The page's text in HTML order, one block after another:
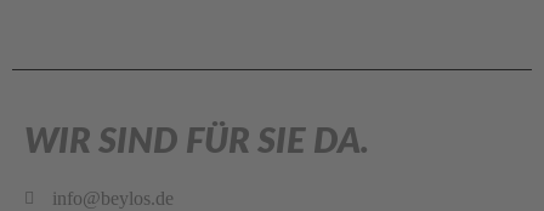
WIR SIND FÜR SIE DA.
info@beylos.de